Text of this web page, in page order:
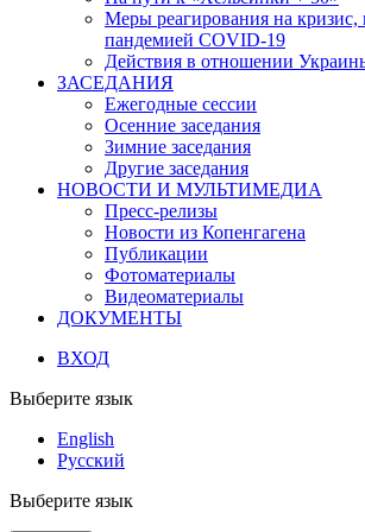
Меры реагирования на
пандемией COVID-19
Действия в отношении
ЗАСЕДАНИЯ
Ежегодные сессии
Осенние заседания
Зимние заседания
Другие заседания
НОВОСТИ И МУЛЬТИМЕДИА
Пресс-релизы
Новости из Копенгагена
Публикации
Фотоматериалы
Видеоматериалы
ДОКУМЕНТЫ
ВХОД
Выберите язык
English
Русский
Выберите язык